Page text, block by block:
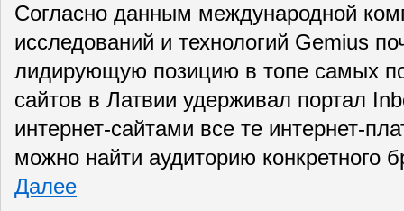
Согласно данным международной
исследований и технологий Gemius
лидирующую позицию в топе самых
сайтов в Латвии удерживал портал
интернет-сайтами все те интернет-
можно найти аудиторию конкретного
Далее